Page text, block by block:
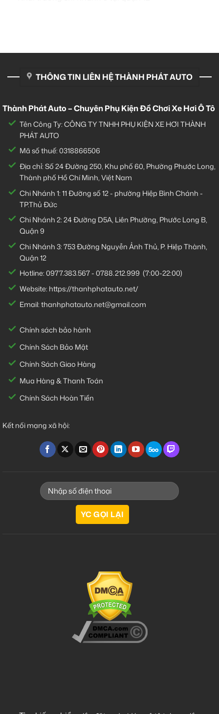
THÔNG TIN LIÊN HỆ THÀNH PHÁT AUTO
Thành Phát Auto – Chuyên Phụ Kiện Đồ Chơi Xe Hơi Ô Tô
Tên Công Ty: CÔNG TY TNHH PHỤ KIỆN XE HƠI THÀNH
PHÁT AUTO
Mã số thuế: 0318866506
Địa chỉ: Số 24 Đường 250, Khu phố 60, Phường Phước Long,
Thành phố Hồ Chí Minh, Việt Nam
Chi Nhánh 1:11 Đường số 12 - phường Hiệp Bình Chánh -
TP.Thủ Đức
Chi Nhánh 2:24 Đường D5A, Liên Phường, Phước Long B,
Quận 9
Chi Nhánh 3:753 Đường Nguyễn Ảnh Thủ, P. Hiệp Thành,
Quận 12
Hotline:0977.383.567-0788.212.999 (7:00-22:00)
Website: https://thanhphatauto.net/
Email:thanhphatauto.net@gmail.com
Chính sách bảo hành
Chính Sách Bảo Mật
Chính Sách Giao Hàng
Mua Hàng & Thanh Toán
Chính Sách Hoàn Tiền
Kết nối mạng xã hội: